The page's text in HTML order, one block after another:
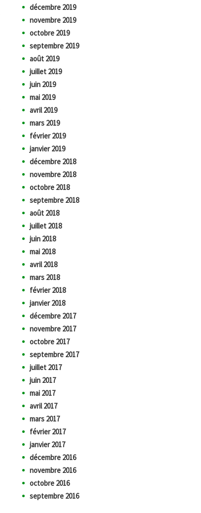
décembre 2019
novembre 2019
octobre 2019
septembre 2019
août 2019
juillet 2019
juin 2019
mai 2019
avril 2019
mars 2019
février 2019
janvier 2019
décembre 2018
novembre 2018
octobre 2018
septembre 2018
août 2018
juillet 2018
juin 2018
mai 2018
avril 2018
mars 2018
février 2018
janvier 2018
décembre 2017
novembre 2017
octobre 2017
septembre 2017
juillet 2017
juin 2017
mai 2017
avril 2017
mars 2017
février 2017
janvier 2017
décembre 2016
novembre 2016
octobre 2016
septembre 2016